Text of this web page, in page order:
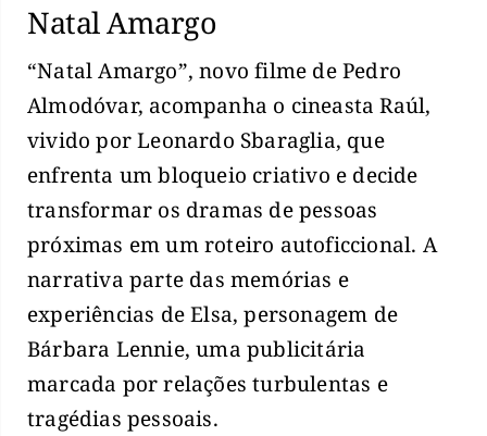
Natal Amargo
“Natal Amargo”, novo filme de Pedro
Almodóvar, acompanha o cineasta Raúl,
vivido por Leonardo Sbaraglia, que
enfrenta um bloqueio criativo e decide
transformar os dramas de pessoas
próximas em um roteiro autoficcional. A
narrativa parte das memórias e
experiências de Elsa, personagem de
Bárbara Lennie, uma publicitária
marcada por relações turbulentas e
tragédias pessoais.